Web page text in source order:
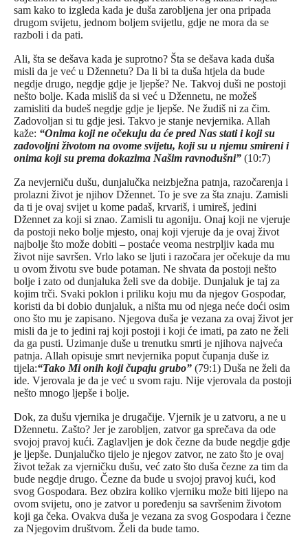
sam kako to izgleda kada je duša zarobljena jer ona pripada
drugom svijetu, jednom boljem svijetlu, gdje ne mora da se
razboli i da pati.
Ali, šta se dešava kada je suprotno? Šta se dešava kada duša
misli da je već u Džennetu? Da li bi ta duša htjela da bude
negdje drugo, negdje gdje je ljepše? Ne. Takvoj duši ne postoji
nešto bolje. Kada misliš da si već u Džennetu, ne možeš
zamisliti da budeš negdje gdje je ljepše. Ne žudiš ni za čim.
Zadovoljan si tu gdje jesi. Takvo je stanje nevjernika. Allah
kaže: “Onima koji ne očekuju da će pred Nas stati i koji su
zadovoljni životom na ovome svijetu, koji su u njemu smireni i
onima koji su prema dokazima Našim ravnodušni”(10:7)
Za nevjerniču dušu, dunjalučka neizbježna patnja, razočarenja i
prolazni život je njihov Džennet. To je sve za šta znaju. Zamisli
da ti je ovaj svijet u kome padaš, krvariš, i umireš, jedini
Džennet za koji si znao. Zamisli tu agoniju. Onaj koji ne vjeruje
da postoji neko bolje mjesto, onaj koji vjeruje da je ovaj život
najbolje što može dobiti – postaće veoma nestrpljiv kada mu
život nije savršen. Vrlo lako se ljuti i razočara jer očekuje da mu
u ovom životu sve bude potaman. Ne shvata da postoji nešto
bolje i zato od dunjaluka želi sve da dobije. Dunjaluk je taj za
kojim trči. Svaki poklon i priliku koju mu da njegov Gospodar,
koristi da bi dobio dunjaluk, a ništa mu od njega neće doći osim
ono što mu je zapisano. Njegova duša je vezana za ovaj život jer
misli da je to jedini raj koji postoji i koji će imati, pa zato ne želi
da ga pusti. Uzimanje duše u trenutku smrti je njihova najveća
patnja. Allah opisuje smrt nevjernika poput čupanja duše iz
tijela:“Tako Mi onih koji čupaju grubo”(79:1) Duša ne želi da
ide. Vjerovala je da je već u svom raju. Nije vjerovala da postoji
nešto mnogo ljepše i bolje.
Dok, za dušu vjernika je drugačije. Vjernik je u zatvoru, a ne u
Džennetu. Zašto? Jer je zarobljen, zatvor ga sprečava da ode
svojoj pravoj kući. Zaglavljen je dok čezne da bude negdje gdje
je ljepše. Dunjalučko tijelo je njegov zatvor, ne zato što je ovaj
život težak za vjerničku dušu, već zato što duša čezne za tim da
bude negdje drugo. Čezne da bude u svojoj pravoj kući, kod
svog Gospodara. Bez obzira koliko vjerniku može biti lijepo na
ovom svijetu, ono je zatvor u poređenju sa savršenim životom
koji ga čeka. Ovakva duša je vezana za svog Gospodara i čezne
za Njegovim društvom. Želi da bude tamo.